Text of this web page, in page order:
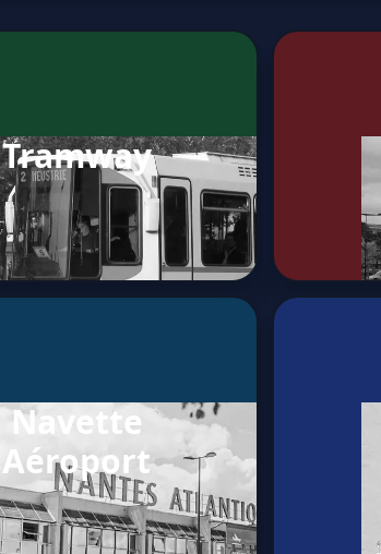
Tramway
Navette
Aéroport